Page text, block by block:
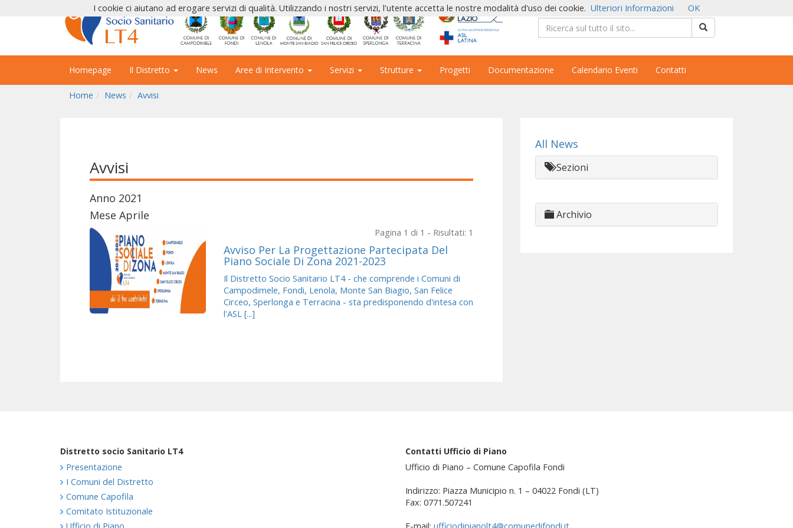
Homepage Il Distretto News Aree di Intervento Servizi Strutture Progetti Documentazione Calendario Eventi Contatti
Home News Avvisi
Avvisi
Anno 2021
Mese Aprile
Pagina 1 di 1 - Risultati: 1
Avviso Per La Progettazione Partecipata Del
Piano Sociale Di Zona 2021-2023
Il Distretto Socio Sanitario LT4 - che comprende i Comuni di
Campodimele, Fondi, Lenola, Monte San Biagio, San Felice
Circeo, Sperlonga e Terracina - sta predisponendo d'intesa con
l'ASL [...]
All News
Sezioni
Archivio
Distretto socio Sanitario LT4
Presentazione
I Comuni del Distretto
Comune Capofila
Comitato Istituzionale
Contatti Ufficio di Piano
Ufficio di Piano – Comune Capofila Fondi
Indirizzo: Piazza Municipio n. 1 – 04022 Fondi (LT)
Fax: 0771.507241
I cookie ci aiutano ad erogare servizi di qualità. Utilizzando i nostri servizi, l'utente accetta le nostre modalità d'uso dei cookie. Ulteriori Informazioni OK